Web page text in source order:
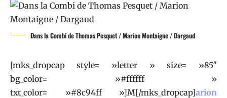
Dans la Combi de Thomas Pesquet / Marion Montaigne / Dargaud
[mks_dropcap style= »letter » size= »85″
bg_color= »#ffffff »
txt_color= »#8c94ff »]M[/mks_dropcap]arion